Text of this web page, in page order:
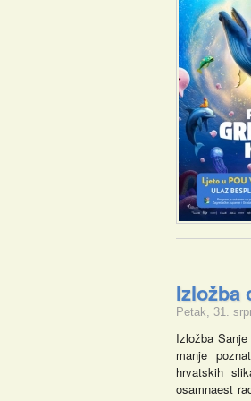
Izložba
Petak, 31.
Izložba
manje
hrvatskih
osamnaest